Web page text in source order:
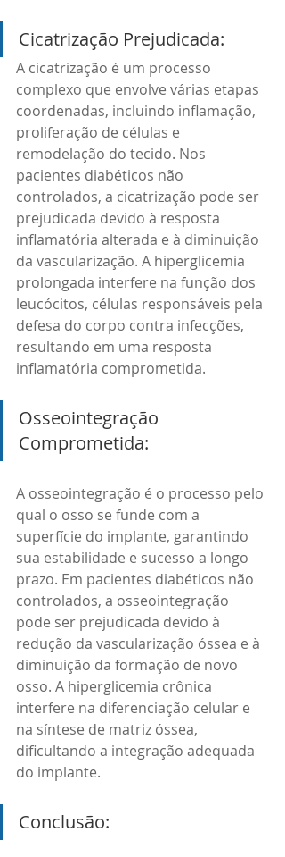
Cicatrização Prejudicada:
A cicatrização é um processo
complexo que envolve várias etapas
coordenadas, incluindo inflamação,
proliferação de células e
remodelação do tecido. Nos
pacientes diabéticos não
controlados, a cicatrização pode ser
prejudicada devido à resposta
inflamatória alterada e à diminuição
da vascularização. A hiperglicemia
prolongada interfere na função dos
leucócitos, células responsáveis pela
defesa do corpo contra infecções,
resultando em uma resposta
inflamatória comprometida.
Osseointegração
Comprometida:
A osseointegração é o processo pelo
qual o osso se funde com a
superfície do implante, garantindo
sua estabilidade e sucesso a longo
prazo. Em pacientes diabéticos não
controlados, a osseointegração
pode ser prejudicada devido à
redução da vascularização óssea e à
diminuição da formação de novo
osso. A hiperglicemia crônica
interfere na diferenciação celular e
na síntese de matriz óssea,
dificultando a integração adequada
do implante.
Conclusão: